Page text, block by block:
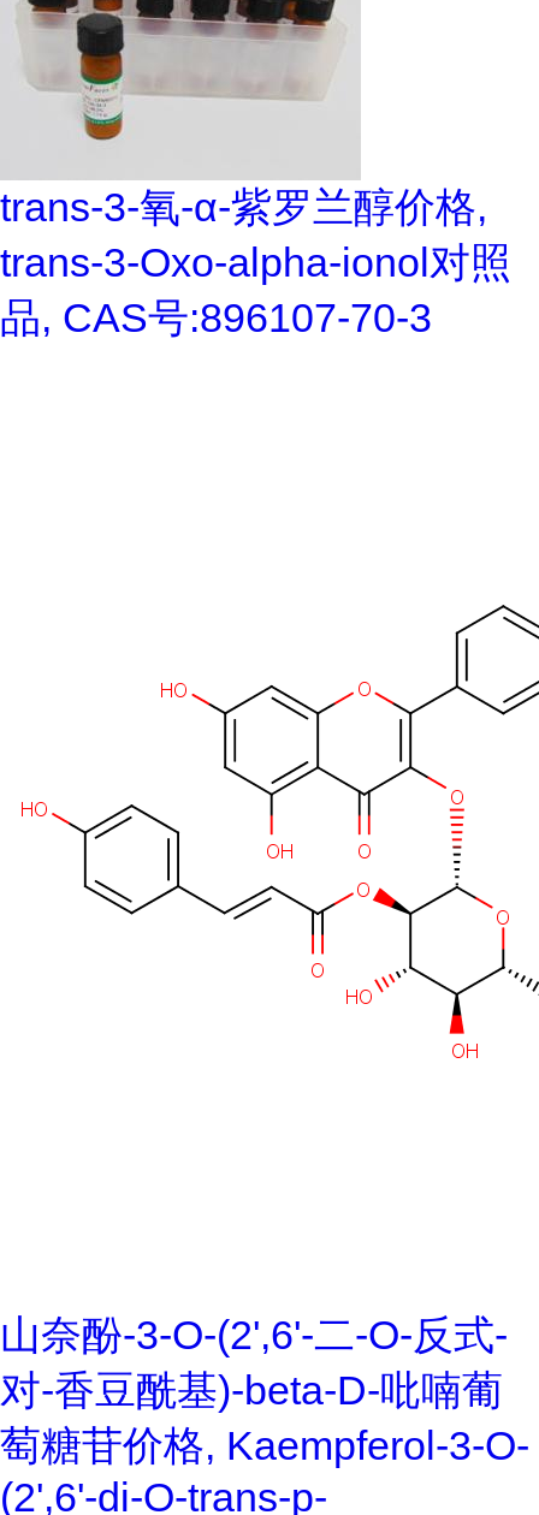
trans-3-氧-α-紫罗兰醇价格,
trans-3-Oxo-alpha-ionol对照
品, CAS号:896107-70-3
山奈酚-3-O-(2',6'-二-O-反式-
对-香豆酰基)-beta-D-吡喃葡
萄糖苷价格, Kaempferol-3-O-
(2',6'-di-O-trans-p-